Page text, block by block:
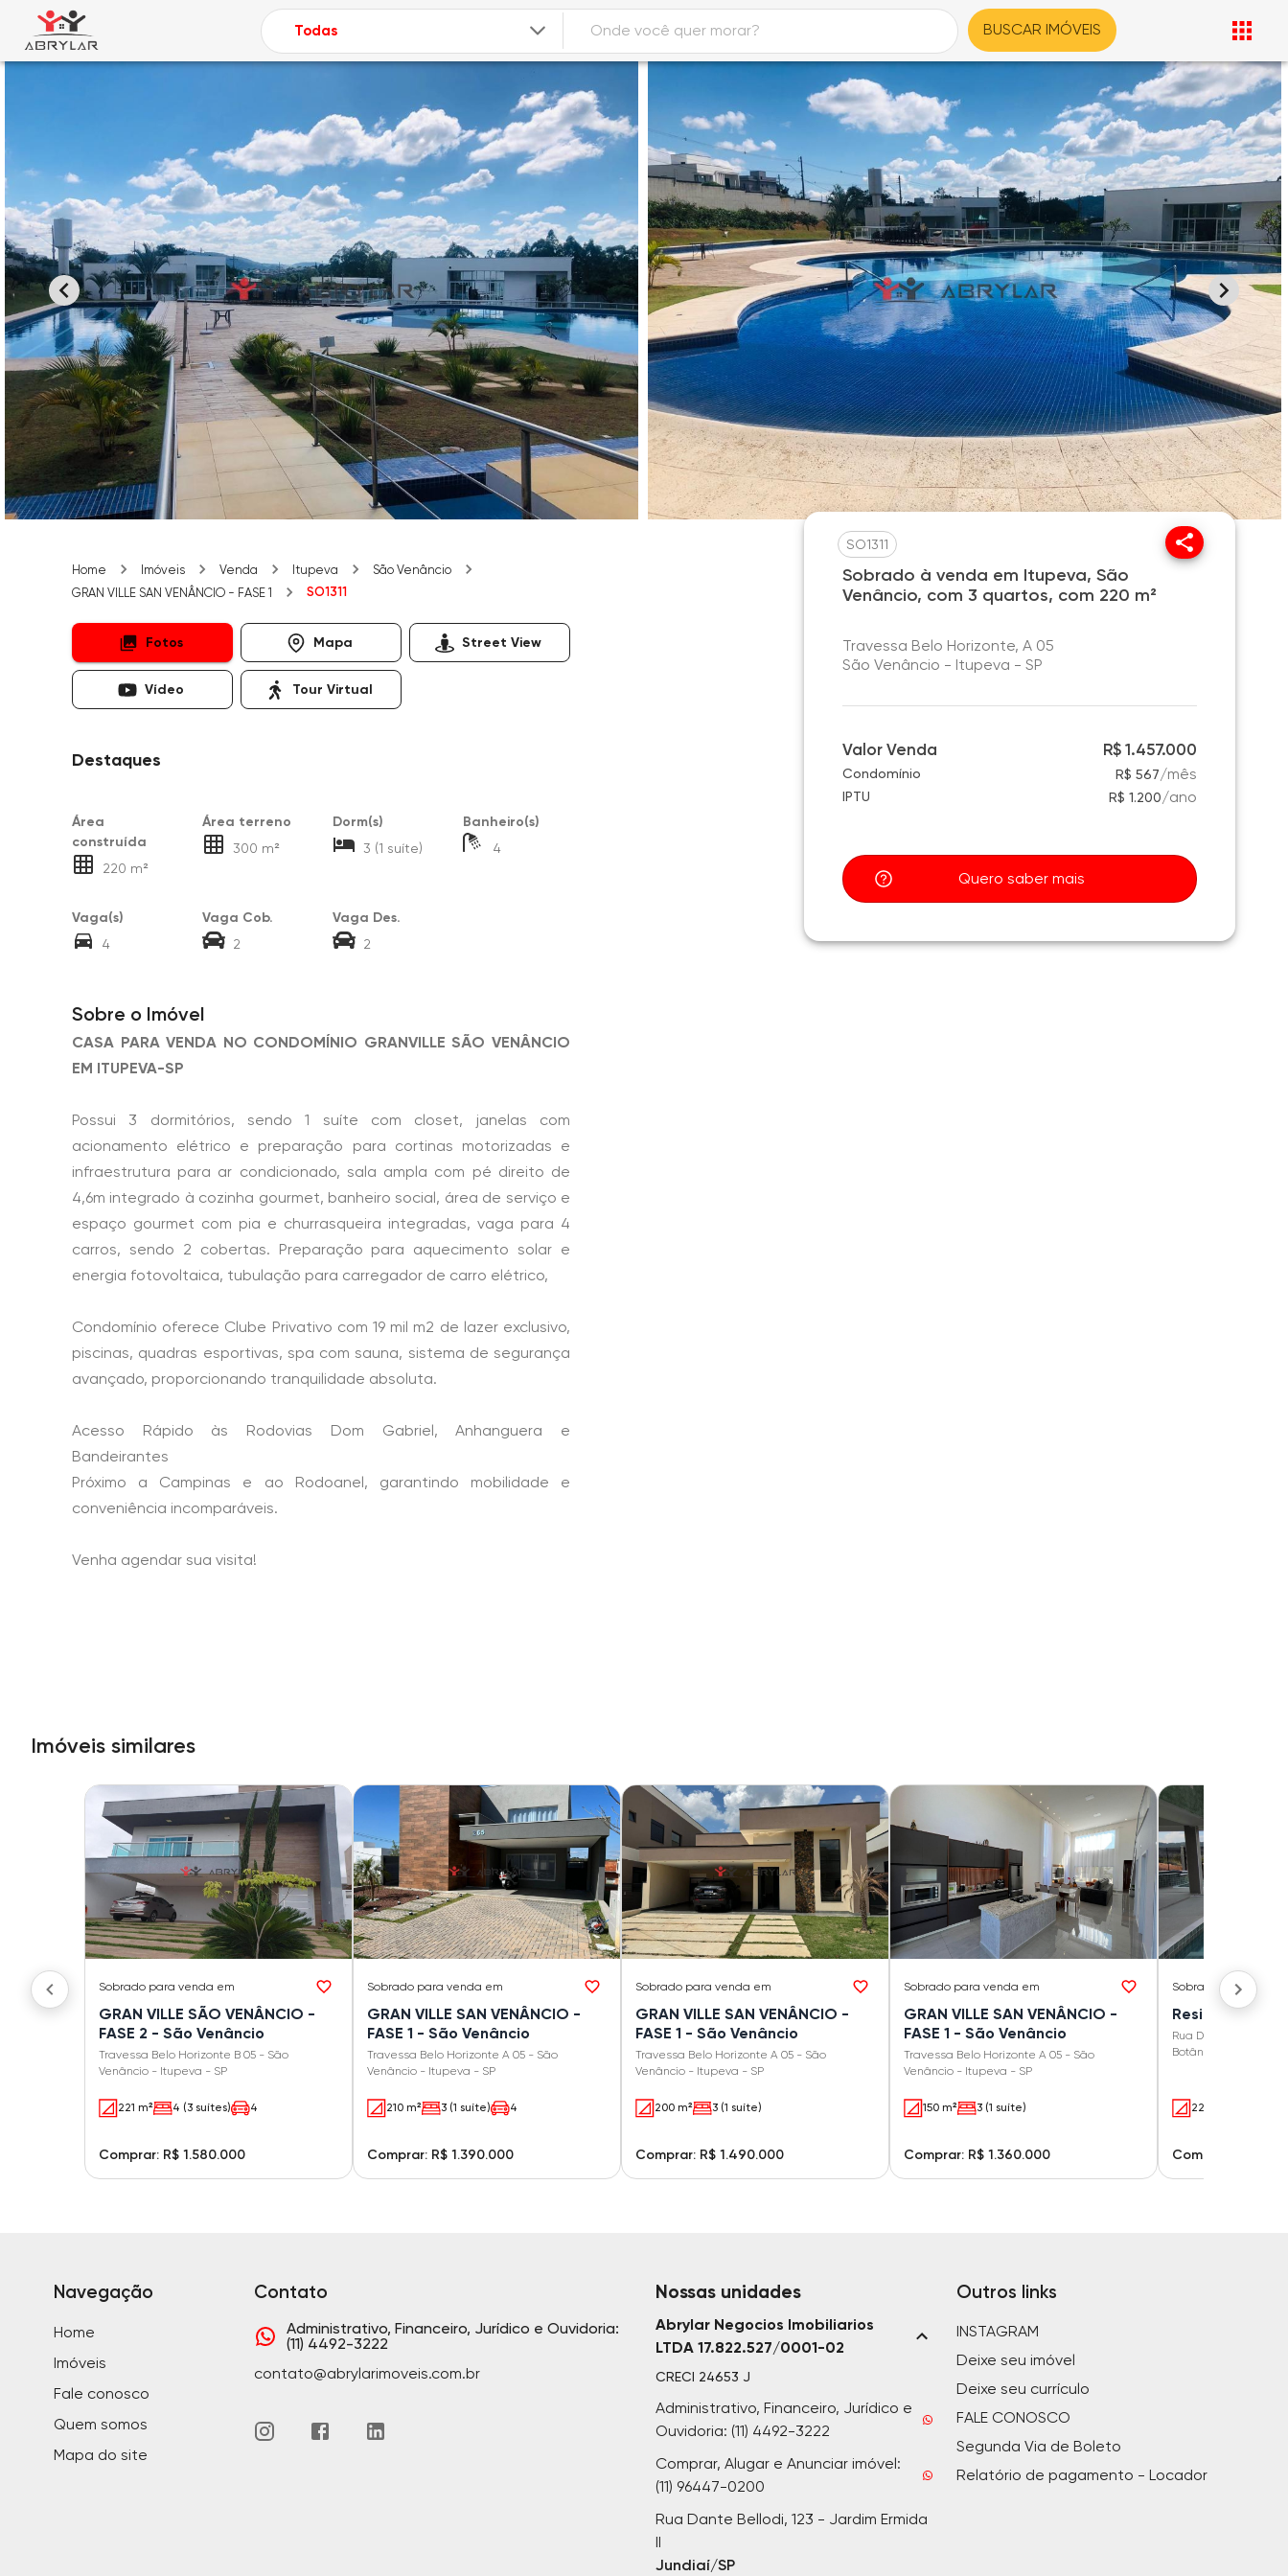
BUSCAR IMÓVEIS
Home Imóveis Venda Itupeva
São Venâncio
GRAN VILLE SAN VENÂNCIO - FASE 1
SO1311
Fotos Mapa Street View
Vídeo Tour Virtual
Destaques
Área
construída
220 m²
Área terreno
300 m²
Dorm(s)
3 (1 suíte)
Banheiro(s)
4
Vaga(s)
4
Vaga Cob.
2
Vaga Des.
2
Sobre o Imóvel
CASA PARA VENDA NO CONDOMÍNIO GRANVILLE SÃO VENÂNCIO
EM ITUPEVA-SP
Possui 3 dormitórios, sendo 1 suíte com closet, janelas com
acionamento elétrico e preparação para cortinas motorizadas e
infraestrutura para ar condicionado, sala ampla com pé direito de
4,6m integrado à cozinha gourmet, banheiro social, área de serviço e
espaço gourmet com pia e churrasqueira integradas, vaga para 4
carros, sendo 2 cobertas. Preparação para aquecimento solar e
energia fotovoltaica, tubulação para carregador de carro elétrico,
Condomínio oferece Clube Privativo com 19 mil m2 de lazer exclusivo,
piscinas, quadras esportivas, spa com sauna, sistema de segurança
avançado, proporcionando tranquilidade absoluta.
Acesso Rápido às Rodovias Dom Gabriel, Anhanguera e
Bandeirantes
Próximo a Campinas e ao Rodoanel, garantindo mobilidade e
conveniência incomparáveis.
Venha agendar sua visita!
SO1311
Sobrado à venda em Itupeva, São
Venâncio, com 3 quartos, com 220 m²
Travessa Belo Horizonte, A 05
São Venâncio - Itupeva - SP
Valor Venda R$ 1.457.000
Condomínio R$ 567/mês
IPTU R$ 1.200/ano
Quero saber mais
Imóveis similares
Sobrado para venda em
GRAN VILLE SÃO VENÂNCIO -
FASE 2 - São Venâncio
Travessa Belo Horizonte B 05 - São
Venâncio - Itupeva - SP
221 m² 4 (3 suítes) 4
Comprar: R$ 1.580.000
Sobrado para venda em
GRAN VILLE SAN VENÂNCIO -
FASE 1 - São Venâncio
Travessa Belo Horizonte A 05 - São
Venâncio - Itupeva - SP
210 m² 3 (1 suíte) 4
Comprar: R$ 1.390.000
Sobrado para venda em
GRAN VILLE SAN VENÂNCIO -
FASE 1 - São Venâncio
Travessa Belo Horizonte A 05 - São
Venâncio - Itupeva - SP
200 m² 3 (1 suíte)
Comprar: R$ 1.490.000
Sobrado para venda em
GRAN VILLE SAN VENÂNCIO -
FASE 1 - São Venâncio
Travessa Belo Horizonte A 05 - São
Venâncio - Itupeva - SP
150 m² 3 (1 suíte)
Comprar: R$ 1.360.000
Sobrado para
Residencial
Rua Divino Scapin
Botânica - Itupeva -
229.1 m²
Comprar: R$
Navegação
Home
Imóveis
Fale conosco
Quem somos
Mapa do site
Contato
Administrativo, Financeiro, Jurídico e Ouvidoria:
(11) 4492-3222
contato@abrylarimoveis.com.br
Nossas unidades
Abrylar Negocios Imobiliarios
LTDA 17.822.527/0001-02
CRECI 24653 J
Administrativo, Financeiro, Jurídico e
Ouvidoria: (11) 4492-3222
Comprar, Alugar e Anunciar imóvel:
(11) 96447-0200
Rua Dante Bellodi, 123 - Jardim Ermida
II
Jundiaí/SP
Outros links
INSTAGRAM
Deixe seu imóvel
Deixe seu currículo
FALE CONOSCO
Segunda Via de Boleto
Relatório de pagamento - Locador